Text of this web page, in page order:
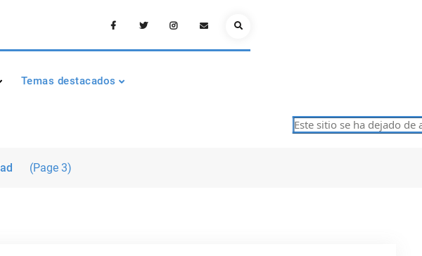
FacebookTwitterInstagramEmailSearch
Temas destacados
Este sitio se ha dejado de
(Page 3)